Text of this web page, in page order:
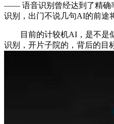
—— 语音识别曾经达到了精确
识别，出门不说几句AI的前途
目前的计较机AI，是不是
识别，开片子院的，背后的目